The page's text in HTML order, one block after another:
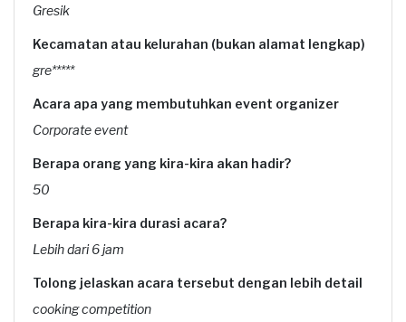
Gresik
Kecamatan atau kelurahan (bukan alamat lengkap)
gre*****
Acara apa yang membutuhkan event organizer
Corporate event
Berapa orang yang kira-kira akan hadir?
50
Berapa kira-kira durasi acara?
Lebih dari 6 jam
Tolong jelaskan acara tersebut dengan lebih detail
cooking competition